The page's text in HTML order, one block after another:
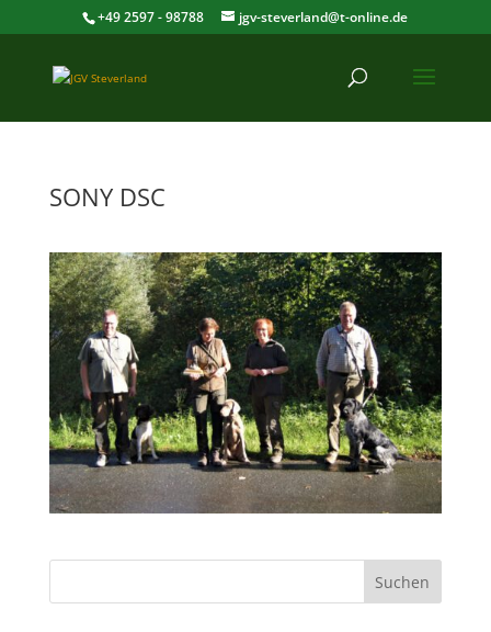
+49 2597 - 98788 jgv-steverland@t-online.de
SONY DSC